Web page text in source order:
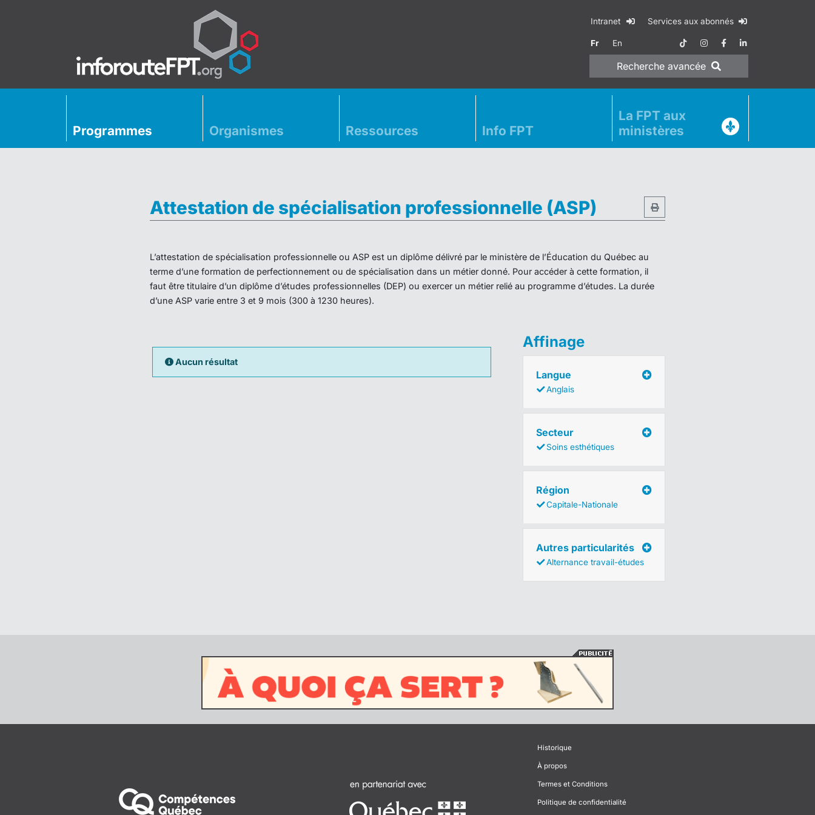
Intranet Services aux abonnés
Fr En
Recherche avancée
Programmes Organismes Ressources Info FPT
La FPT aux
ministères
Attestation de spécialisation professionnelle (ASP)
L’attestation de spécialisation professionnelle ou ASP est un diplôme délivré par le ministère de l’Éducation du Québec au
terme d’une formation de perfectionnement ou de spécialisation dans un métier donné. Pour accéder à cette formation, il
faut être titulaire d’un diplôme d’études professionnelles (DEP) ou exercer un métier relié au programme d’études. La durée
d’une ASP varie entre 3 et 9 mois (300 à 1230 heures).
Aucun résultat
Affinage
Langue
Anglais
Secteur
Soins esthétiques
Région
Capitale-Nationale
Autres particularités
Alternance travail-études
Historique
À propos
Termes et Conditions
Politique de confidentialité